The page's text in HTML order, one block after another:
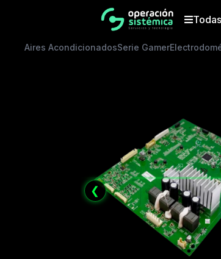
Aires AcondicionadosSerie Gamer
❮